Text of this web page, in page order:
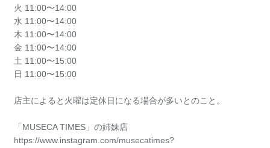
火 11:00〜14:00
水 11:00〜14:00
木 11:00〜14:00
金 11:00〜14:00
土 11:00〜15:00
日 11:00〜15:00
店主によると火曜は定休日になる場合が多いとのこと。
「MUSECA TIMES」の姉妹店
https://www.instagram.com/musecatimes?